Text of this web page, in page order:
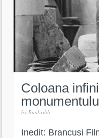
Coloana
by Bindiribli
Inedit: Brancusi